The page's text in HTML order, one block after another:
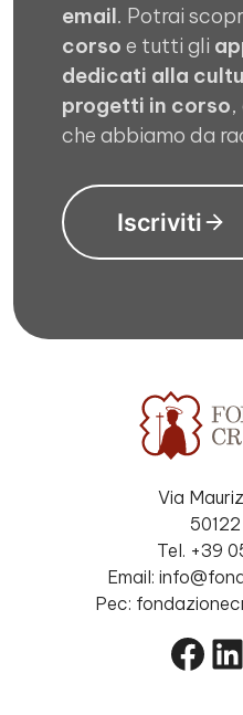
email. Potrai
corso e tutti gli
dedicati alla
progetti in corso
che abbiamo da
Iscriviti
Via
Tel. +39
Email:
Pec: